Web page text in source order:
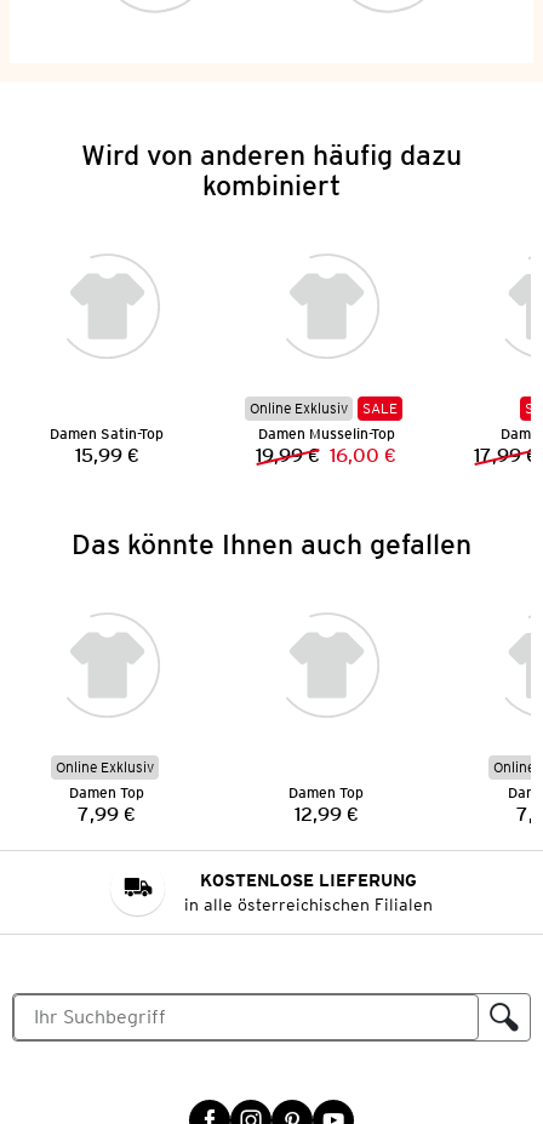
Wird von anderen häufig dazu
kombiniert
Damen Satin-Top
Preis:
15,99 €
Online Exklusiv
SALE
Damen Musselin-Top
Vorheriger Preis:
19,99 € Neuer Preis:
16,00 € 17,99 €
Das könnte Ihnen auch gefallen
Online Exklusiv
Damen Top
Preis:
7,99 €
Damen Top
Preis:
12,99 €
Online
KOSTENLOSE LIEFERUNG
in alle österreichischen Filialen